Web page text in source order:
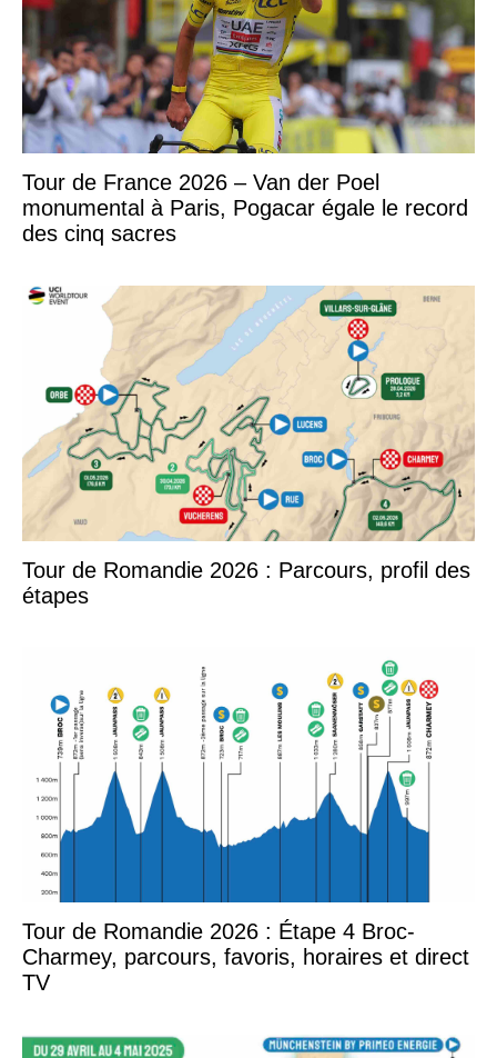
Tour de France 2026 – Van der Poel
monumental à Paris, Pogacar égale le record
des cinq sacres
Tour de Romandie 2026 : Parcours, profil des
étapes
Tour de Romandie 2026 : Étape 4 Broc-
Charmey, parcours, favoris, horaires et direct
TV